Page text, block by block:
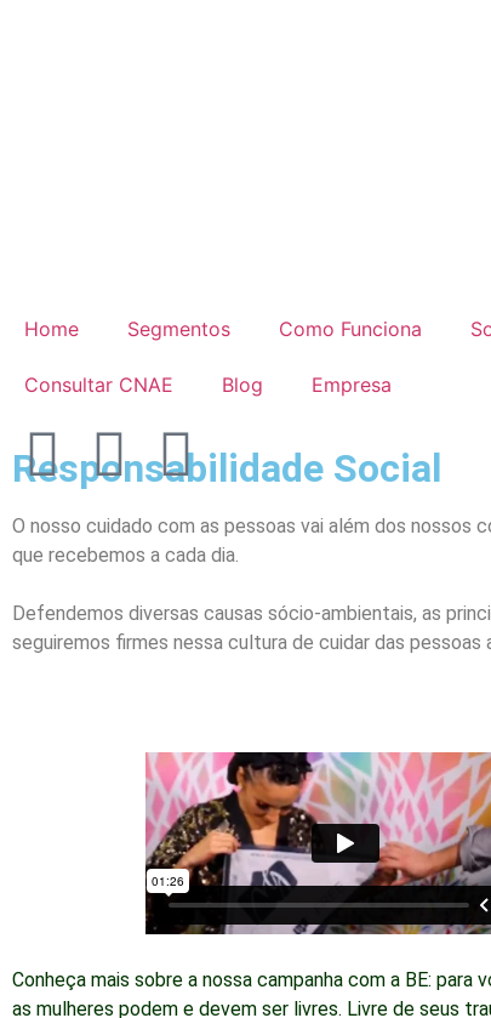
Home Segmentos Como Funciona
Consultar CNAE Blog Empresa
Responsabilidade Social
O nosso cuidado com as pessoas vai além dos nossos
que recebemos a cada dia.
Defendemos diversas causas sócio-ambientais, as
seguiremos firmes nessa cultura de cuidar das
Conheça mais sobre a nossa campanha com a BE: para
as mulheres podem e devem ser livres. Livre de seus